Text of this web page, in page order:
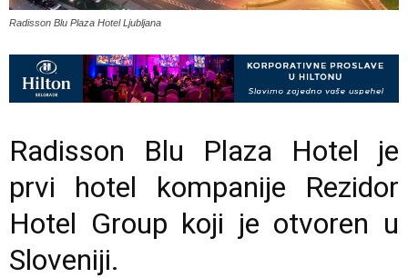
Radisson Blu Plaza Hotel Ljubljana
Radisson Blu Plaza Hotel je
prvi hotel kompanije Rezidor
Hotel Group koji je otvoren u
Sloveniji.